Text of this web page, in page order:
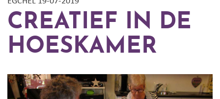
CREATIEF IN DE
HOESKAMER